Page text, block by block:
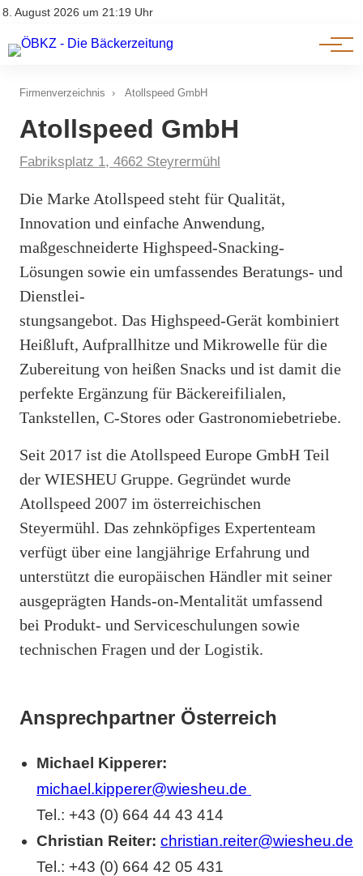
8. August 2026 um 21:19 Uhr
Impressum & Offenlegung
Am Wort
Genuss & Trends
Firmenverzeichnis › Atollspeed GmbH
Atollspeed GmbH
Fabriksplatz 1, 4662 Steyrermühl
Die Marke Atollspeed steht für Qualität,
Innovation und einfache Anwendung,
maßgeschneiderte Highspeed-Snacking-
Lösungen sowie ein umfassendes Beratungs- und
Dienstlei-
stungsangebot. Das Highspeed-Gerät kombiniert
Heißluft, Aufprallhitze und Mikrowelle für die
Zubereitung von heißen Snacks und ist damit die
perfekte Ergänzung für Bäckereifilialen,
Tankstellen, C-Stores oder Gastronomiebetriebe.
Seit 2017 ist die Atollspeed Europe GmbH Teil
der WIESHEU Gruppe. Gegründet wurde
Atollspeed 2007 im österreichischen
Steyermühl. Das zehnköpfiges Expertenteam
verfügt über eine langjährige Erfahrung und
unterstützt die europäischen Händler mit seiner
ausgeprägten Hands-on-Mentalität umfassend
bei Produkt- und Serviceschulungen sowie
technischen Fragen und der Logistik.
Ansprechpartner Österreich
Michael Kipperer:
michael.kipperer@wiesheu.de
Tel.: +43 (0) 664 44 43 414
Christian Reiter: christian.reiter@wiesheu.de
Tel.: +43 (0) 664 42 05 431